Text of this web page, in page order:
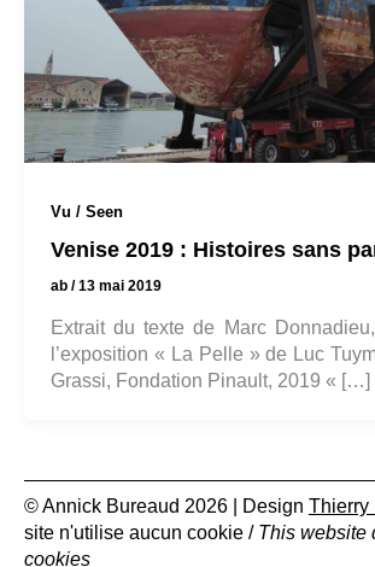
Vu / Seen
Venise 2019 : Histoires sans
ab /13 mai 2019
Extrait du texte de Marc
l’exposition « La Pelle » de Luc
Grassi, Fondation Pinault, 2019 «
© Annick Bureaud 2026 | Design Thierry
site n'utilise aucun cookie / This website
cookies